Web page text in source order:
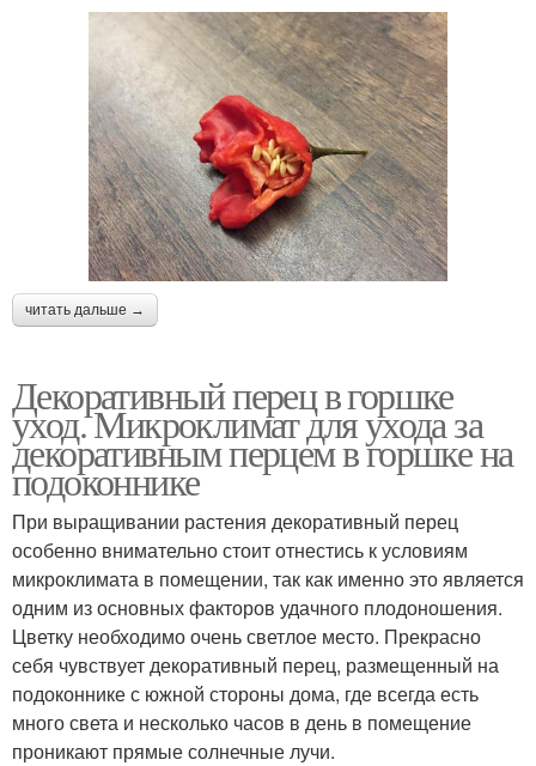
читать дальше →
Декоративный перец в горшке
уход. Микроклимат для ухода за
декоративным перцем в горшке на
подоконнике
При выращивании растения декоративный перец
особенно внимательно стоит отнестись к условиям
микроклимата в помещении, так как именно это является
одним из основных факторов удачного плодоношения.
Цветку необходимо очень светлое место. Прекрасно
себя чувствует декоративный перец, размещенный на
подоконнике с южной стороны дома, где всегда есть
много света и несколько часов в день в помещение
проникают прямые солнечные лучи.